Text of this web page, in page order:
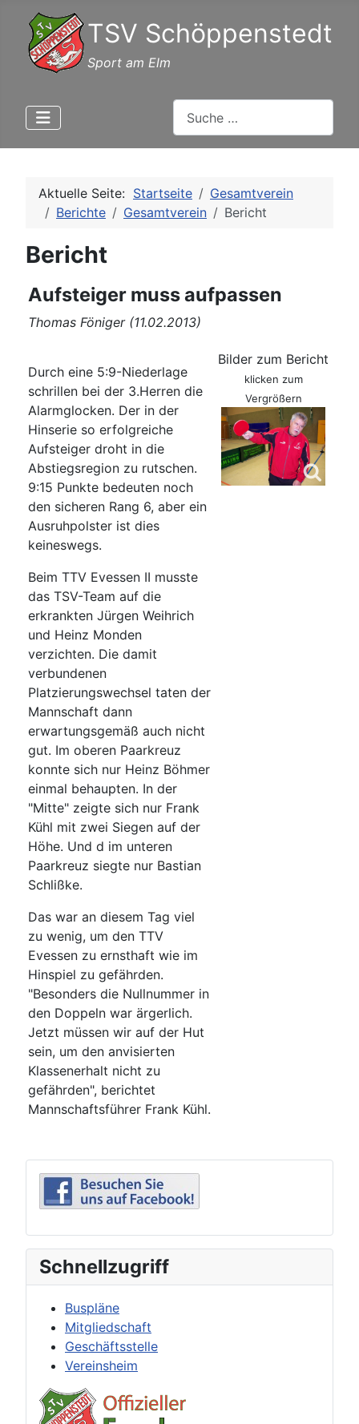
TSV Schöppenstedt
Sport am Elm
Aktuelle Seite: Startseite
Gesamtverein
Berichte
Gesamtverein Bericht
Bericht
Aufsteiger muss aufpassen
Thomas Föniger (11.02.2013)
Durch eine 5:9-Niederlage
schrillen bei der 3.Herren die
Alarmglocken. Der in der
Hinserie so erfolgreiche
Aufsteiger droht in die
Abstiegsregion zu rutschen.
9:15 Punkte bedeuten noch
den sicheren Rang 6, aber ein
Ausruhpolster ist dies
keineswegs.
Beim TTV Evessen II musste
das TSV-Team auf die
erkrankten Jürgen Weihrich
und Heinz Monden
verzichten. Die damit
verbundenen
Platzierungswechsel taten der
Mannschaft dann
erwartungsgemäß auch nicht
gut. Im oberen Paarkreuz
konnte sich nur Heinz Böhmer
einmal behaupten. In der
"Mitte" zeigte sich nur Frank
Kühl mit zwei Siegen auf der
Höhe. Und d im unteren
Paarkreuz siegte nur Bastian
Schlißke.
Das war an diesem Tag viel
zu wenig, um den TTV
Evessen zu ernsthaft wie im
Hinspiel zu gefährden.
"Besonders die Nullnummer in
den Doppeln war ärgerlich.
Jetzt müssen wir auf der Hut
sein, um den anvisierten
Klassenerhalt nicht zu
gefährden", berichtet
Mannschaftsführer Frank Kühl.
Bilder zum Bericht
klicken zum
Vergrößern
Schnellzugriff
Buspläne
Mitgliedschaft
Geschäftsstelle
Vereinsheim